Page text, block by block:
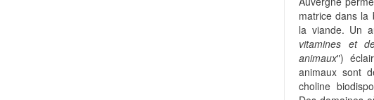
matrice dans la
la viande. Un
vitamines et
animaux")
animaux sont
choline